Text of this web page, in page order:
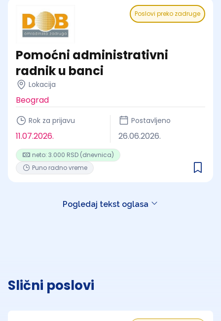
Poslovi preko zadruge
Pomoćni administrativni
radnik u banci
Lokacija
Beograd
Rok za prijavu
11.07.2026.
Postavljeno
26.06.2026.
neto: 3.000 RSD (dnevnica)
Puno radno vreme
Pogledaj tekst oglasa
Slični poslovi